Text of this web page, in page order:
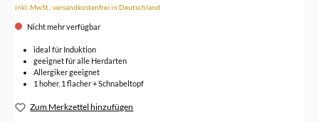
inkl. MwSt., versandkostenfrei in Deutschland
Nicht mehr verfügbar
ideal für Induktion
geeignet für alle Herdarten
Allergiker geeignet
1 hoher, 1 flacher + Schnabeltopf
Zum Merkzettel hinzufügen